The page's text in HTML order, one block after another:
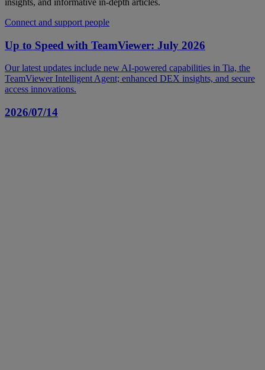
insights, and informative in-depth articles.
Connect and support people
Up to Speed with TeamViewer: July 2026
Our latest updates include new AI-powered capabilities in Tia, the
TeamViewer Intelligent Agent; enhanced DEX insights, and secure
access innovations.
2026/07/14